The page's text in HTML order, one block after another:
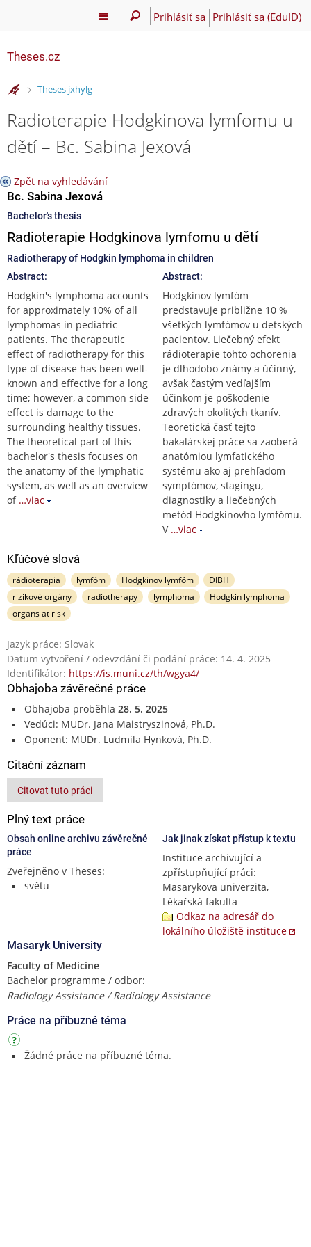
Prihlásiť sa Prihlásiť sa (EduID)
Theses.cz
>
Theses jxhylg
Radioterapie Hodgkinova lymfomu u
dětí – Bc. Sabina Jexová
Zpět na vyhledávání
Bc. Sabina Jexová
Bachelor's thesis
Radioterapie Hodgkinova lymfomu u dětí
Radiotherapy of Hodgkin lymphoma in children
Abstract:
Hodgkin's lymphoma accounts
for approximately 10% of all
lymphomas in pediatric
patients. The therapeutic
effect of radiotherapy for this
type of disease has been well-
known and effective for a long
time; however, a common side
effect is damage to the
surrounding healthy tissues.
The theoretical part of this
bachelor's thesis focuses on
the anatomy of the lymphatic
system, as well as an overview
of …viac
Abstract:
Hodgkinov lymfóm
predstavuje približne 10 %
všetkých lymfómov u detských
pacientov. Liečebný efekt
rádioterapie tohto ochorenia
je dlhodobo známy a účinný,
avšak častým vedľajším
účinkom je poškodenie
zdravých okolitých tkanív.
Teoretická časť tejto
bakalárskej práce sa zaoberá
anatómiou lymfatického
systému ako aj prehľadom
symptómov, stagingu,
diagnostiky a liečebných
metód Hodgkinovho lymfómu.
V …viac
Kľúčové slová
rádioterapia lymfóm Hodgkinov lymfóm
DIBH
rizikové orgány
radiotherapy lymphoma
Hodgkin lymphoma
organs at risk
Jazyk práce: Slovak
Datum vytvoření / odevzdání či podání práce: 14. 4. 2025
Identifikátor: https://is.muni.cz/th/wgya4/
Obhajoba závěrečné práce
Obhajoba proběhla 28. 5. 2025
Vedúci: MUDr. Jana Maistryszinová, Ph.D.
Oponent: MUDr. Ludmila Hynková, Ph.D.
Citační záznam
Citovat tuto práci
Plný text práce
Obsah online archivu závěrečné
práce
Zveřejněno v Theses:
světu
Jak jinak získat přístup k textu
Instituce archivující a
zpřístupňující práci:
Masarykova univerzita,
Lékařská fakulta
Odkaz na adresář do
lokálního úložiště instituce
Masaryk University
Faculty of Medicine
Bachelor programme / odbor:
Radiology Assistance / Radiology Assistance
Práce na příbuzné téma
Žádné práce na příbuzné téma.